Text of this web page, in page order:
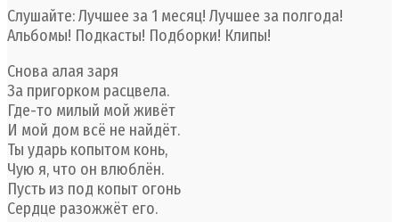
Слушайте: Лучшее за 1 месяц! Лучшее за полгода!
Альбомы! Подкасты! Подборки! Клипы!
Снова алая заря
За пригорком расцвела.
Где-то милый мой живёт
И мой дом всё не найдёт.
Ты ударь копытом конь,
Чую я, что он влюблён.
Пусть из под копыт огонь
Сердце разожжёт его.